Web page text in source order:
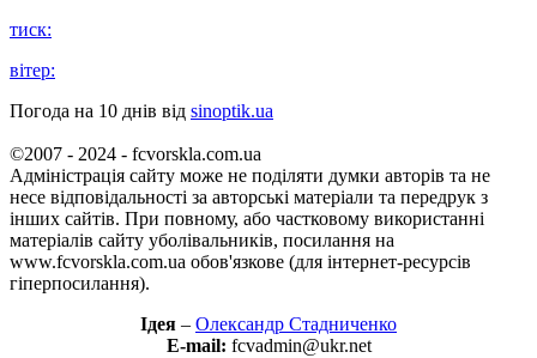
тиск:
вітер:
Погода на 10 днів від sinoptik.ua
©2007 - 2024 - fcvorskla.com.ua
Адміністрація сайту може не поділяти думки авторів та не
несе відповідальності за авторські матеріали та передрук з
інших сайтів. При повному, або частковому використанні
матеріалів сайту уболівальників, посилання на
www.fcvorskla.com.ua обов'язкове (для інтернет-ресурсів
гіперпосилання).
Ідея – Олександр Стадниченко
E-mail: fcvadmin@ukr.net